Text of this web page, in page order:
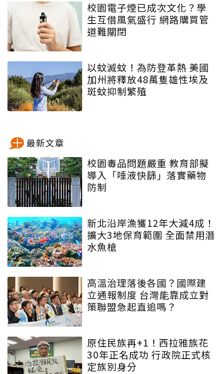
校園電子煙已成次文化？學
生互借風氣盛行 網路購買管
道難關閉
以蚊滅蚊！為防登革熱 美國
加州將釋放48萬隻雄性埃及
斑蚊抑制繁殖
最新文章
校園毒品問題嚴重 教育部擬
導入「唾液快篩」落實藥物
防制
新北沿岸漁獲12年大減4成！
擴大3地保育範圍 全面禁用潛
水魚槍
高溫治理落後各國？國際建
立通報制度 台灣能靠成立對
策聯盟急起直追嗎？
原住民族再+1！西拉雅族花
30年正名成功 行政院正式核
定族別身分